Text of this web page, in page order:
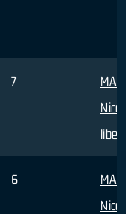
7
6